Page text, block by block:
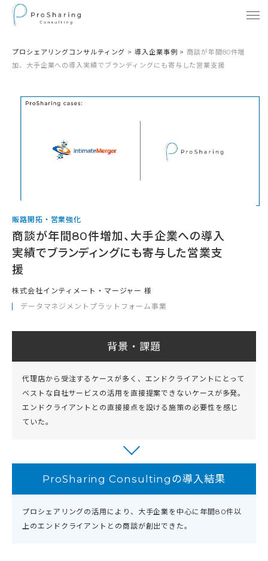
プロシェアリングコンサルティング >導入企業事例 > 商談が年間80件増
加、大手企業への導入実績でブランディングにも寄与した営業支援
販路開拓・営業強化
商談が年間80件増加、大手企業への導入
実績でブランディングにも寄与した営業支
援
株式会社インティメート・マージャー 様
データマネジメントプラットフォーム事業
背景・課題
代理店から受注するケースが多く、エンドクライアントにとって
ベストな自社サービスの活用を直接提案できないケースが多発。
エンドクライアントとの直接接点を設ける施策の必要性を感じ
ていた。
ProSharing Consultingの導入結果
プロシェアリングの活用により、大手企業を中心に年間80件以
上のエンドクライアントとの商談が創出できた。